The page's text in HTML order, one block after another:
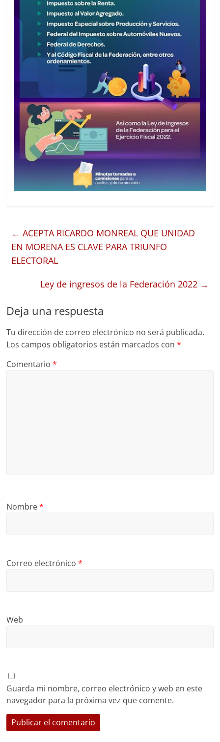
← ACEPTA RICARDO MONREAL QUE UNIDAD
EN MORENA ES CLAVE PARA TRIUNFO
ELECTORAL
Ley de ingresos de la Federación 2022 →
Deja una respuesta
Tu dirección de correo electrónico no será publicada.
Los campos obligatorios están marcados con*
Comentario*
Nombre*
Correo electrónico*
Web
Guarda mi nombre, correo electrónico y web en este
navegador para la próxima vez que comente.